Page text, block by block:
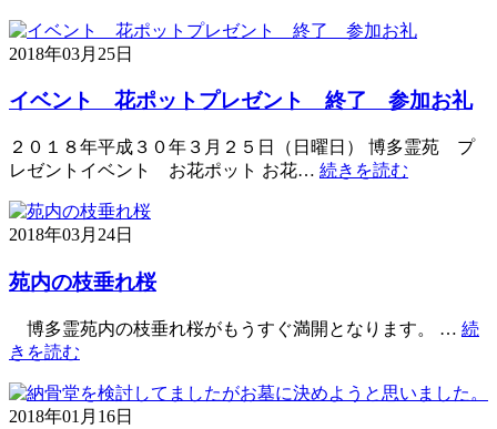
2018年03月25日
イベント 花ポットプレゼント 終了 参加お礼
２０１８年平成３０年３月２５日（日曜日） 博多霊苑 プ
レゼントイベント お花ポット お花… 続きを読む
2018年03月24日
苑内の枝垂れ桜
博多霊苑内の枝垂れ桜がもうすぐ満開となります。 … 続
きを読む
2018年01月16日